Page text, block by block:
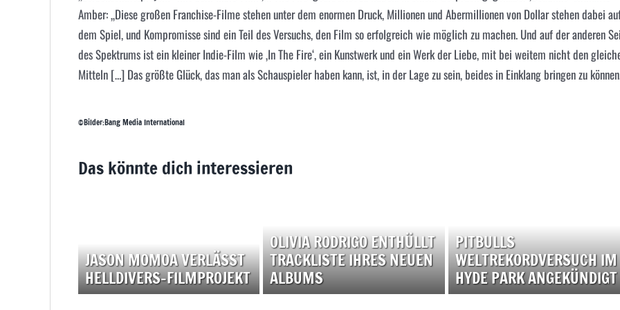
Amber: „Diese großen Franchise-Filme stehen unter dem enormen Druck, Millionen und Abermillionen von Dollar stehen dabei
dem Spiel, und Kompromisse sind ein Teil des Versuchs, den Film so erfolgreich wie möglich zu machen. Und auf der anderen
des Spektrums ist ein kleiner Indie-Film wie ‚In The Fire‘, ein Kunstwerk und ein Werk der Liebe, mit bei weitem nicht den
Mitteln […] Das größte Glück, das man als Schauspieler haben kann, ist, in der Lage zu sein, beides in Einklang bringen zu
©Bilder:Bang Media International
Das könnte dich interessieren
JASON MOMOA VERLÄSST
HELLDIVERS-FILMPROJEKT
OLIVIA RODRIGO ENTHÜLLT
TRACKLISTE IHRES NEUEN
ALBUMS
PITBULLS
WELTREKORDVERSUCH IM
HYDE PARK ANGEKÜNDIGT